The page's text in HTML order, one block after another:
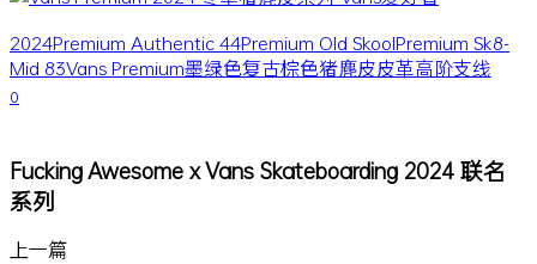
2024Premium Authentic 44Premium Old SkoolPremium Sk8-
Mid 83Vans Premium墨绿色复古棕色猪麂皮皮革高阶支线
0
Fucking Awesome x Vans Skateboarding 2024 联名
系列
上一篇